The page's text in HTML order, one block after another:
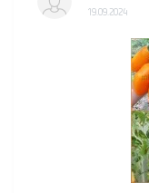
19.09.2024